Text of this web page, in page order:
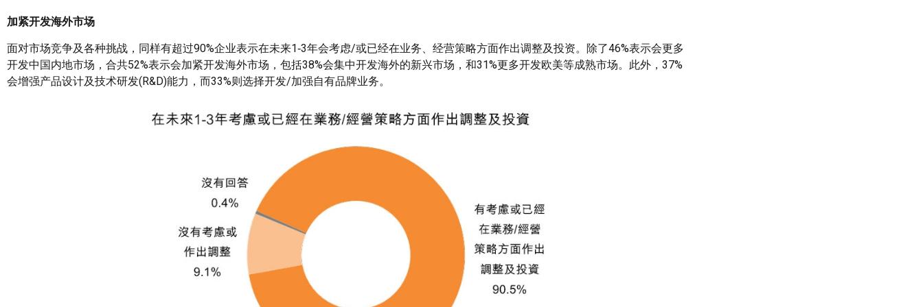
加紧开发海外市场
面对市场竞争及各种挑战，同样有超过90%企业表示在未来1‑3年会考虑/或已经在业务、经营策略方面作出调整及投资。除了46%表示会更多
开发中国内地市场，合共52%表示会加紧开发海外市场，包括38%会集中开发海外的新兴市场，和31%更多开发欧美等成熟市场。此外，37%
会增强产品设计及技术研发(R&D)能力，而33%则选择开发/加强自有品牌业务。